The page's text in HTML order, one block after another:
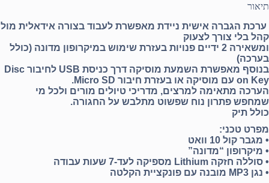
תיאור
ערכת הגברה אישית ניידת מאפשרת לעבוד בצורה אידאלית מול
קהל בלי צורך לצעוק
ומשאירה 2 ידיים פנויות בעזרת שימוש במיקרופון מדונה (כולל
בערכה)
בנוסף מאפשרת השמעת מוסיקה דרך כניסת USB לחיבור Disc
on Key עם מוסיקה או בעזרת חיבור Micro SD.
הערכה מתאימה למרצים, מדריכי טיולים מורים ולכל מי
שמחפש פתרון נוח שפשוט מתלבש על החגורה.
כולל תיק
מפרט טכני:
• מגבר קול 10 וואט
• מיקרופון “מדונה”
• סוללה חזקה Lithium מספיקה לעד-7 שעות עבודה
• נגן MP3 מובנה
עם פונקציית הקלטה